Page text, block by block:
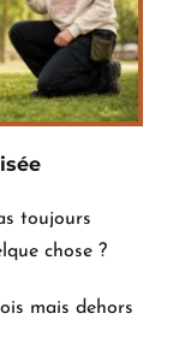
toujours
chose ?
mais dehors